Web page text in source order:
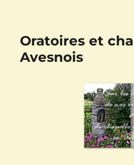
Oratoires et
Avesnois